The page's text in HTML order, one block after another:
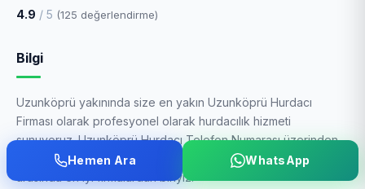
4.9 / 5 (125 değerlendirme)
Bilgi
Uzunköprü yakınında size en yakın Uzunköprü Hurdacı
Firması olarak profesyonel olarak hurdacılık hizmeti
sunuyoruz. Uzunköprü Hurdacı Telefon Numarası üzerinden
bize hemen ulaşarak fiyat teklifi alabilirsiniz. Hurda alanlar
arasında en iyi firmalardan biriyiz.
Hemen Ara WhatsApp